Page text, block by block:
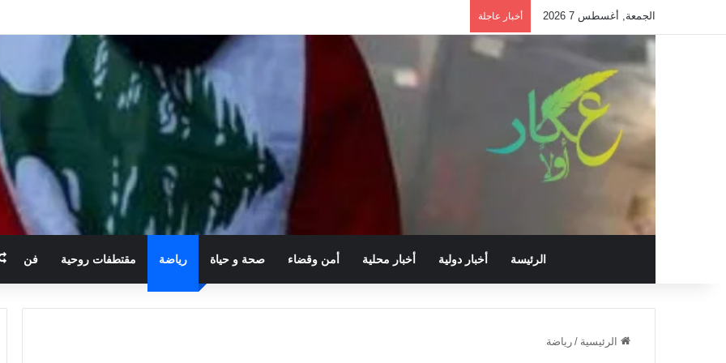
الجمعة, أغسطس 7 2026 أخبار عاجلة
الرئيسة أخبار دولية أخبار محلية أمن وقضاء صحة و حياة رياضة مقتطفات روحية فن
الرئيسية / رياضة